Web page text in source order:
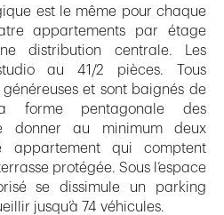
est le même pour chaque
appartements par étage
distribution centrale. Les
au 41/2 pièces. Tous
et sont baignés de
forme pentagonale des
donner au minimum deux
appartement qui comptent
protégée. Sous l’espace
se dissimule un parking
jusqu’à 74 véhicules.